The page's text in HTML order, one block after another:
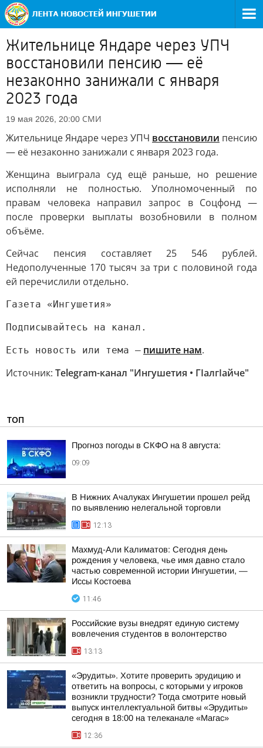
Жительнице Яндаре через УПЧ
восстановили пенсию — её
незаконно занижали с января
2023 года
19 мая 2026, 20:00 СМИ
Жительнице Яндаре через УПЧ восстановили пенсию
— её незаконно занижали с января 2023 года.
Женщина выиграла суд ещё раньше, но решение
исполняли не полностью. Уполномоченный по
правам человека направил запрос в Соцфонд —
после проверки выплаты возобновили в полном
объёме.
Сейчас пенсия составляет 25 546 рублей.
Недополученные 170 тысяч за три с половиной года
ей перечислили отдельно.
Газета «Ингушетия»
Подписывайтесь на канал.
Есть новость или тема — пишите нам.
Источник: Telegram-канал "Ингушетия • ГIалгIайче"
ТОП
Прогноз погоды в СКФО на 8 августа:
09:09
В Нижних Ачалуках Ингушетии прошел рейд
по выявлению нелегальной торговли
12:13
Махмуд-Али Калиматов: Сегодня день
рождения у человека, чье имя давно стало
частью современной истории Ингушетии, —
Иссы Костоева
11:46
Российские вузы внедрят единую систему
вовлечения студентов в волонтерство
13:13
«Эрудиты». Хотите проверить эрудицию и
ответить на вопросы, с которыми у игроков
возникли трудности? Тогда смотрите новый
выпуск интеллектуальной битвы «Эрудиты»
сегодня в 18:00 на телеканале «Магас»
12:36